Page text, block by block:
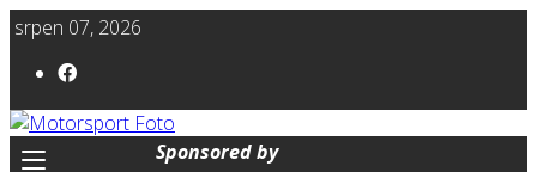
srpen 07, 2026
Sponsored by